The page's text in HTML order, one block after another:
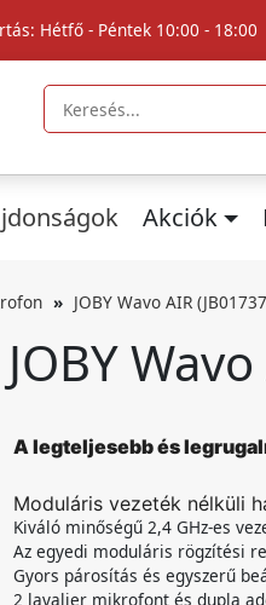
Hétfő - Péntek 10:00 - 18:00
Akciók
JOBY Wavo AIR
JOBY
A legteljesebb és
Moduláris vezeték nélküli
Kiváló minőségű 2,4 GHz-es
Az egyedi moduláris rögzítési
Gyors párosítás és egyszerű
2 lavalier mikrofont és dupla